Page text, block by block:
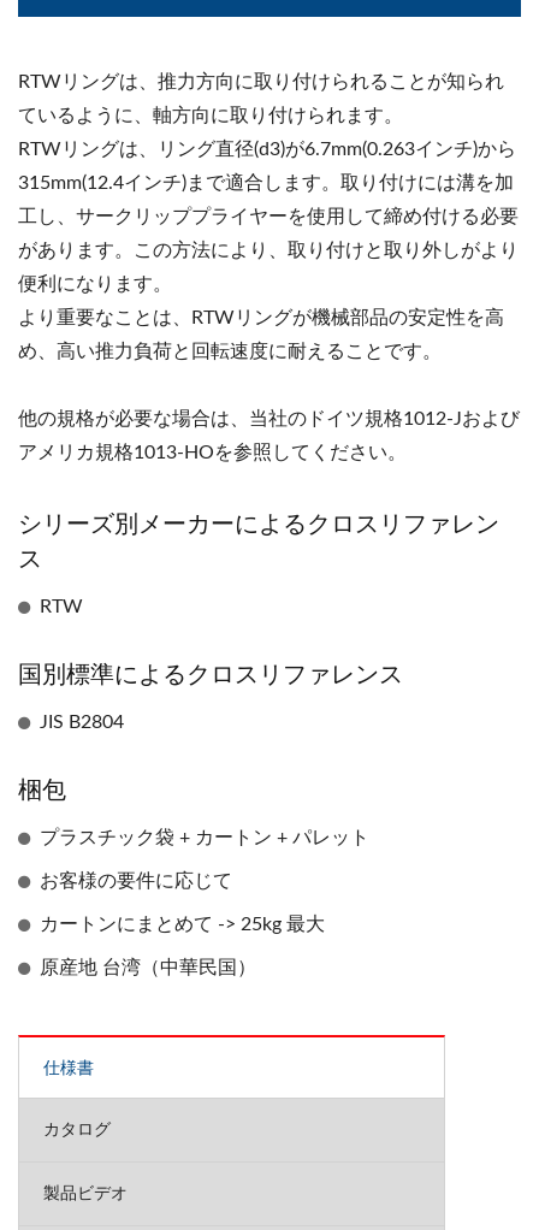
RTWリングは、推力方向に取り付けられることが知られ
ているように、軸方向に取り付けられます。
RTWリングは、リング直径(d3)が6.7mm(0.263インチ)から
315mm(12.4インチ)まで適合します。取り付けには溝を加
工し、サークリッププライヤーを使用して締め付ける必要
があります。この方法により、取り付けと取り外しがより
便利になります。
より重要なことは、RTWリングが機械部品の安定性を高
め、高い推力負荷と回転速度に耐えることです。
他の規格が必要な場合は、当社のドイツ規格1012-Jおよび
アメリカ規格1013-HOを参照してください。
シリーズ別メーカーによるクロスリファレン
ス
RTW
国別標準によるクロスリファレンス
JIS B2804
梱包
プラスチック袋 + カートン + パレット
お客様の要件に応じて
カートンにまとめて -> 25kg 最大
原産地 台湾（中華民国）
仕様書
カタログ
製品ビデオ